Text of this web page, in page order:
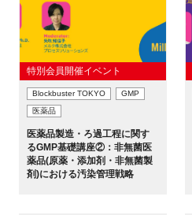
インタビュー・コラム
ニュース・掲示板
LINK-Jを知る
特別会員
特別会員開催イベント
Blockbuster TOKYO
GMP
医薬品
医薬品製造・ろ過工程に関す
るGMP基礎講座②：非無菌医
薬品(原薬・添加剤・非無菌製
剤)における汚染管理戦略